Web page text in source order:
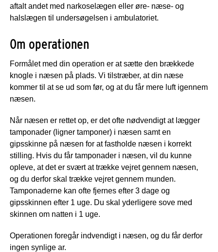
aftalt andet med narkoselægen eller øre- næse- og
halslægen til undersøgelsen i ambulatoriet.
Om operationen
Formålet med din operation er at sætte den brækkede
knogle i næsen på plads. Vi tilstræber, at din næse
kommer til at se ud som før, og at du får mere luft igennem
næsen.
Når næsen er rettet op, er det ofte nødvendigt at lægger
tamponader (ligner tamponer) i næsen samt en
gipsskinne på næsen for at fastholde næsen i korrekt
stilling. Hvis du får tamponader i næsen, vil du kunne
opleve, at det er svært at trække vejret gennem næsen,
og du derfor skal trække vejret gennem munden.
Tamponaderne kan ofte fjernes efter 3 dage og
gipsskinnen efter 1 uge. Du skal yderligere sove med
skinnen om natten i 1 uge.
Operationen foregår indvendigt i næsen, og du får derfor
ingen synlige ar.